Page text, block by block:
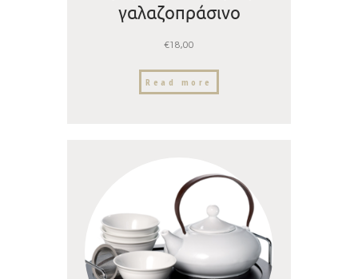
γαλαζοπράσινο
€18,00
Read more